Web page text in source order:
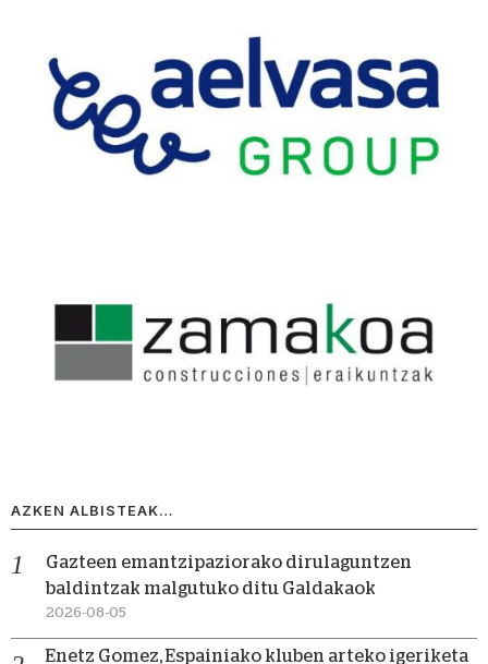
AZKEN ALBISTEAK…
Gazteen emantzipaziorako dirulaguntzen
baldintzak malgutuko ditu Galdakaok
2026-08-05
Enetz Gomez, Espainiako kluben arteko igeriketa